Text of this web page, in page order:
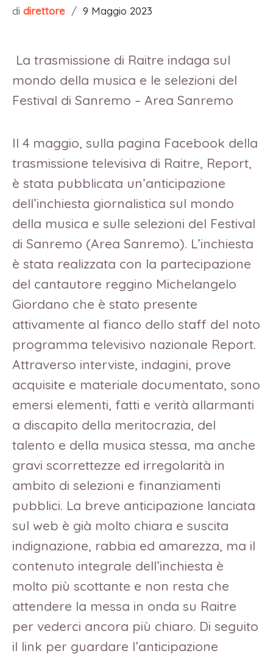
di direttore / 9 Maggio 2023
La trasmissione di Raitre indaga sul
mondo della musica e le selezioni del
Festival di Sanremo – Area Sanremo
Il 4 maggio, sulla pagina Facebook della
trasmissione televisiva di Raitre, Report,
è stata pubblicata un’anticipazione
dell’inchiesta giornalistica sul mondo
della musica e sulle selezioni del Festival
di Sanremo (Area Sanremo). L’inchiesta
è stata realizzata con la partecipazione
del cantautore reggino Michelangelo
Giordano che è stato presente
attivamente al fianco dello staff del noto
programma televisivo nazionale Report.
Attraverso interviste, indagini, prove
acquisite e materiale documentato, sono
emersi elementi, fatti e verità allarmanti
a discapito della meritocrazia, del
talento e della musica stessa, ma anche
gravi scorrettezze ed irregolarità in
ambito di selezioni e finanziamenti
pubblici. La breve anticipazione lanciata
sul web è già molto chiara e suscita
indignazione, rabbia ed amarezza, ma il
contenuto integrale dell’inchiesta è
molto più scottante e non resta che
attendere la messa in onda su Raitre
per vederci ancora più chiaro. Di seguito
il link per guardare l’anticipazione